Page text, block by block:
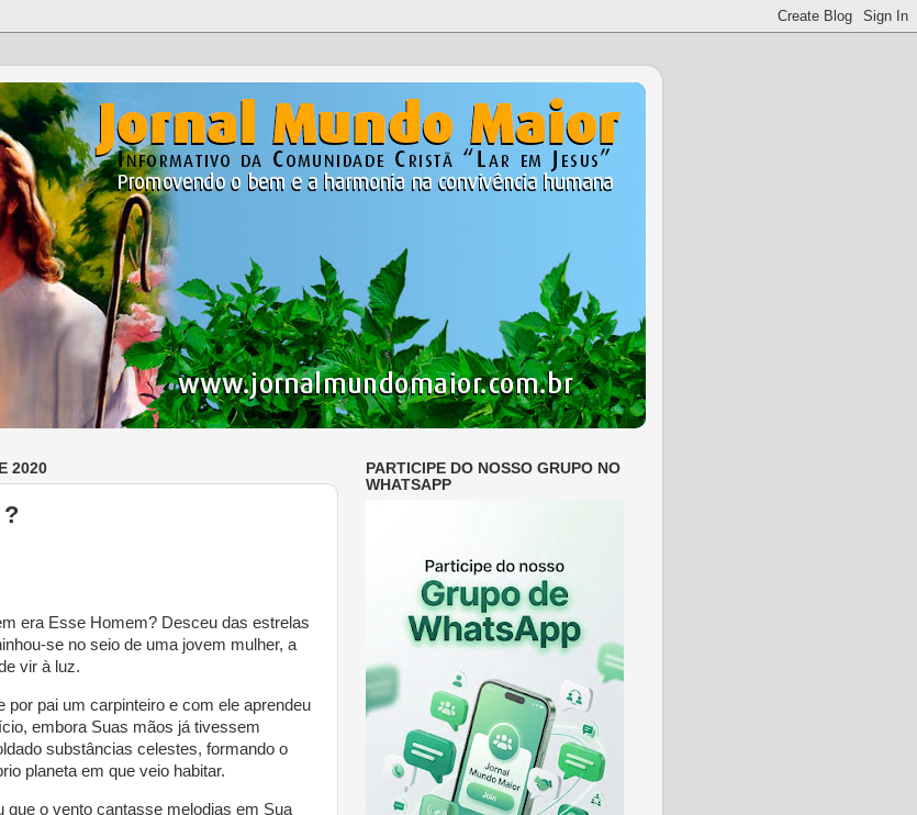
2020
era Esse Homem? Desceu das estrelas
se no seio de uma jovem mulher, a
vir à luz.
por pai um carpinteiro e com ele aprendeu
embora Suas mãos já tivessem
substâncias celestes, formando o
planeta em que veio habitar.
que o vento cantasse melodias em Sua
PARTICIPE DO NOSSO GRUPO NO
WHATSAPP